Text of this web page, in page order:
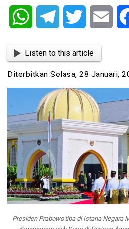
WhatsAppTelegram Twitter
Listen to this article
Diterbitkan Selasa, 28 Januari,
Presiden Prabowo tiba di Istana Negara